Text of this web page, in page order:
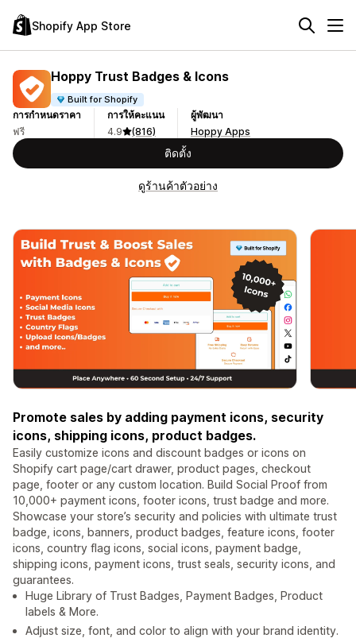
Shopify App Store
Hoppy Trust Badges & Icons
Built for Shopify
การกำหนดราคา
ฟรี
การให้คะแนน
4.9
(816)
ผู้พัฒนา
Hoppy Apps
ติดตั้ง
ดูร้านค้าตัวอย่าง
Promote sales by adding payment icons, security
icons, shipping icons, product badges.
Easily customize icons and discount badges or icons on
Shopify cart page/cart drawer, product pages, checkout
page, footer or any custom location. Build Social Proof from
10,000+ payment icons, footer icons, trust badge and more.
Showcase your store’s security and policies with ultimate trust
badge, icons, banners, product badges, feature icons, footer
icons, country flag icons, social icons, payment badge,
shipping icons, payment icons, trust seals, security icons, and
guarantees.
Huge Library of Trust Badges, Payment Badges, Product
labels & More.
Adjust size, font, and color to align with your brand identity.